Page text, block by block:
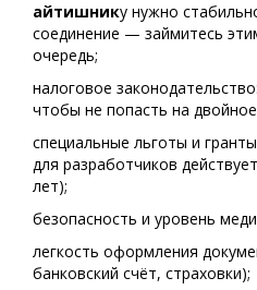
айтишнику нужно
соединение — займитесь
очередь;
налоговое
чтобы не попасть на
специальные льготы и
для разработчиков
лет);
безопасность и уровень
легкость оформления
банковский счёт, страховки);